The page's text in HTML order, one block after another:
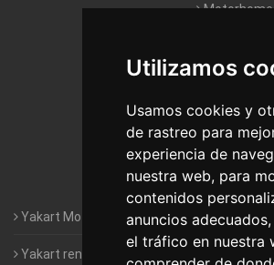
Utilizamos
Usamos cookies y
de rastreo para
experiencia de
nuestra web, para
contenidos
anuncios
el tráfico en nuestra
Yakart Motorhomes : The Company
Yakart rental conditions